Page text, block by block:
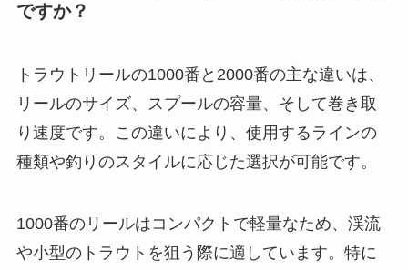
ですか？
トラウトリールの1000番と2000番の主な違いは、
リールのサイズ、スプールの容量、そして巻き取
り速度です。この違いにより、使用するラインの
種類や釣りのスタイルに応じた選択が可能です。
1000番のリールはコンパクトで軽量なため、渓流
や小型のトラウトを狙う際に適しています。特に